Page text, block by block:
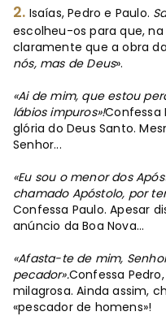
2. Isaías, Pedro e Paulo.
escolheu-os para que,
claramente que a obra
nós, mas de Deus».
«Ai de mim, que estou
lábios impuros»!Confessa
glória do Deus Santo.
Senhor...
«Eu sou o menor dos
chamado Apóstolo, por
Confessa Paulo. Apesar
anúncio da Boa Nova...
«Afasta-te de mim,
pecador».Confessa
milagrosa. Ainda assim,
«pescador de homens»!